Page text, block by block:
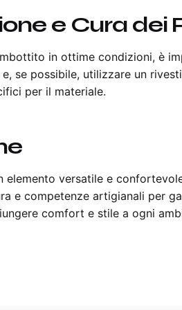
e Cura dei
in ottime condizioni, è
se possibile, utilizzare un
per il materiale.
versatile e
e competenze artigianali per
comfort e stile a ogni